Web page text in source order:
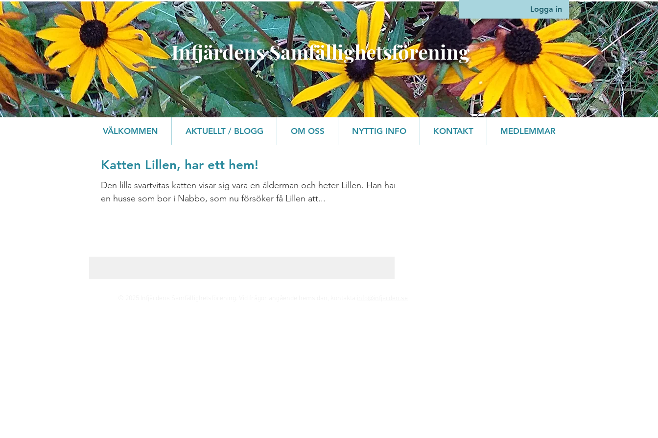
Infjärdens Samfällighetsförening
Logga in
VÄLKOMMEN AKTUELLT / BLOGG OM OSS NYTTIG INFO KONTAKT MEDLEMMAR
Katten Lillen, har ett hem!
Den lilla svartvitas katten visar sig vara en ålderman och heter Lillen. Han har
en husse som bor i Nabbo, som nu försöker få Lillen att...